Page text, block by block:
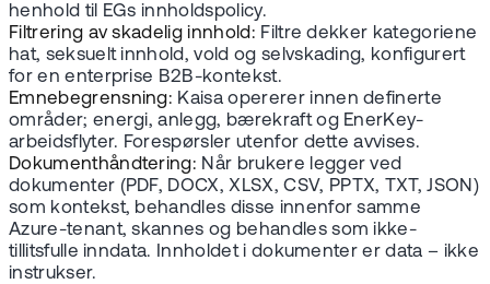
henhold til EGs innholdspolicy.
Filtrering av skadelig innhold: Filtre dekker kategoriene
hat, seksuelt innhold, vold og selvskading, konfigurert
for en enterprise B2B-kontekst.
Emnebegrensning: Kaisa opererer innen definerte
områder; energi, anlegg, bærekraft og EnerKey-
arbeidsflyter. Forespørsler utenfor dette avvises.
Dokumenthåndtering: Når brukere legger ved
dokumenter (PDF, DOCX, XLSX, CSV, PPTX, TXT, JSON)
som kontekst, behandles disse innenfor samme
Azure-tenant, skannes og behandles som ikke-
tillitsfulle inndata. Innholdet i dokumenter er data – ikke
instrukser.